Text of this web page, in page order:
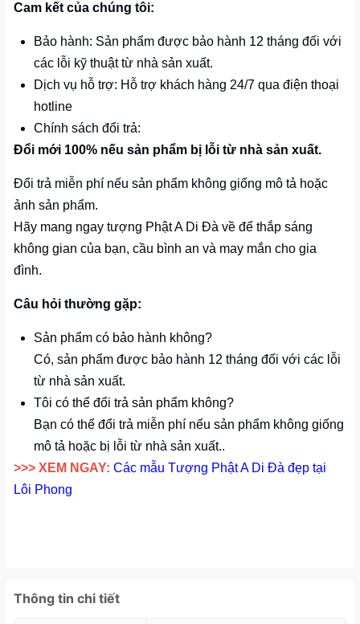
Cam kết của chúng tôi:
Bảo hành: Sản phẩm được bảo hành 12 tháng đối với
các lỗi kỹ thuật từ nhà sản xuất.
Dịch vụ hỗ trợ: Hỗ trợ khách hàng 24/7 qua điện thoại
hotline
Chính sách đổi trả:
Đổi mới 100% nếu sản phẩm bị lỗi từ nhà sản xuất.
Đổi trả miễn phí nếu sản phẩm không giống mô tả hoặc
ảnh sản phẩm.
Hãy mang ngay tượng Phật A Di Đà về để thắp sáng
không gian của bạn, cầu bình an và may mắn cho gia
đình.
Câu hỏi thường gặp:
Sản phẩm có bảo hành không?
Có, sản phẩm được bảo hành 12 tháng đối với các lỗi
từ nhà sản xuất.
Tôi có thể đổi trả sản phẩm không?
Bạn có thể đổi trả miễn phí nếu sản phẩm không giống
mô tả hoặc bị lỗi từ nhà sản xuất..
>>> XEM NGAY: Các mẫu Tượng Phật A Di Đà đẹp tại
Lôi Phong
Thông tin chi tiết